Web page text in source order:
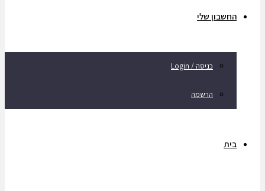
החשבון שלי
כניסה / Login
הרשמה
בית